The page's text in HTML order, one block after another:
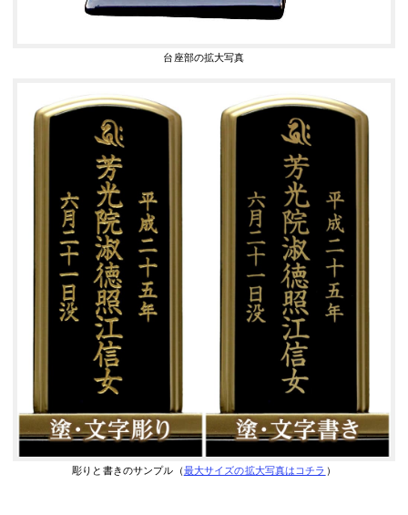
台座部の拡大写真
彫りと書きのサンプル（最大サイズの拡大写真はコチラ ）